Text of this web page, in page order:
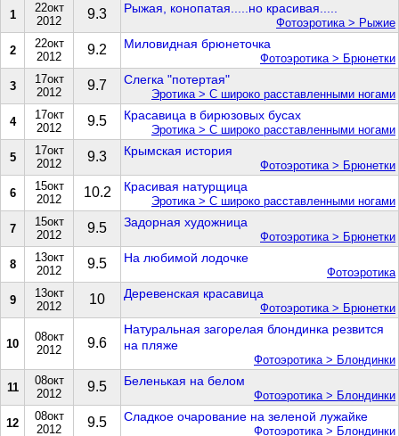
1
22окт
2012
9.3 Рыжая, конопатая.....но красивая.....
Фотоэротика > Рыжие
2
22окт
2012
9.2 Миловидная брюнеточка
Фотоэротика > Брюнетки
3
17окт
2012
9.7 Слегка "потертая"
Эротика > С широко расставленными ногами
4
17окт
2012
9.5 Красавица в бирюзовых бусах
Эротика > С широко расставленными ногами
5
17окт
2012
9.3 Крымская история
Фотоэротика > Брюнетки
6
15окт
2012
10.2 Красивая натурщица
Эротика > С широко расставленными ногами
7
15окт
2012
9.5 Задорная художница
Фотоэротика > Брюнетки
8
13окт
2012
9.5 На любимой лодочке
Фотоэротика
9
13окт
2012
10 Деревенская красавица
Фотоэротика > Брюнетки
10
08окт
2012
9.6
Натуральная загорелая блондинка резвится
на пляже
Фотоэротика > Блондинки
11
08окт
2012
9.5 Беленькая на белом
Фотоэротика > Блондинки
12
08окт
2012
9.5 Сладкое очарование на зеленой лужайке
Фотоэротика > Блондинки